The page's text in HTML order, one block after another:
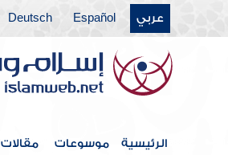
عربي Español
Deutsch
الرئيسية موسوعات مقالات
كتاب الفتن والملاحم
كتاب المهدي
كتاب الملاحم
كتاب الحدود